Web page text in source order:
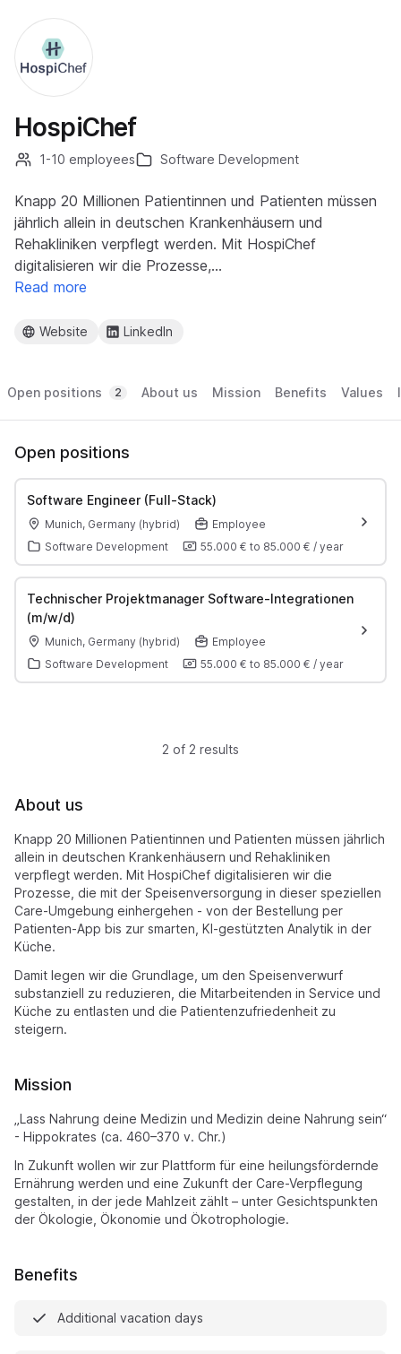
HospiChef
1-10 employees Software Development
Knapp 20 Millionen Patientinnen und Patienten müssen
jährlich allein in deutschen Krankenhäusern und
Rehakliniken verpflegt werden. Mit HospiChef
digitalisieren wir die Prozesse,…
Read more
Website LinkedIn
Open positions 2 About us Mission Benefits Values
Open positions
Software Engineer (Full-Stack)
Munich, Germany (hybrid)
Employee
Software Development
55.000 € to 85.000 € / year
Technischer Projektmanager Software-Integrationen
(m/w/d)
Munich, Germany (hybrid)
Employee
Software Development
55.000 € to 85.000 € / year
2 of 2 results
About us
Knapp 20 Millionen Patientinnen und Patienten müssen jährlich
allein in deutschen Krankenhäusern und Rehakliniken
verpflegt werden. Mit HospiChef digitalisieren wir die
Prozesse, die mit der Speisenversorgung in dieser speziellen
Care-Umgebung einhergehen - von der Bestellung per
Patienten-App bis zur smarten, KI-gestützten Analytik in der
Küche.
Damit legen wir die Grundlage, um den Speisenverwurf
substanziell zu reduzieren, die Mitarbeitenden in Service und
Küche zu entlasten und die Patientenzufriedenheit zu
steigern.
Mission
„Lass Nahrung deine Medizin und Medizin deine Nahrung sein“
- Hippokrates (ca. 460–370 v. Chr.)
In Zukunft wollen wir zur Plattform für eine heilungsfördernde
Ernährung werden und eine Zukunft der Care-Verpflegung
gestalten, in der jede Mahlzeit zählt – unter Gesichtspunkten
der Ökologie, Ökonomie und Ökotrophologie.
Benefits
Additional vacation days